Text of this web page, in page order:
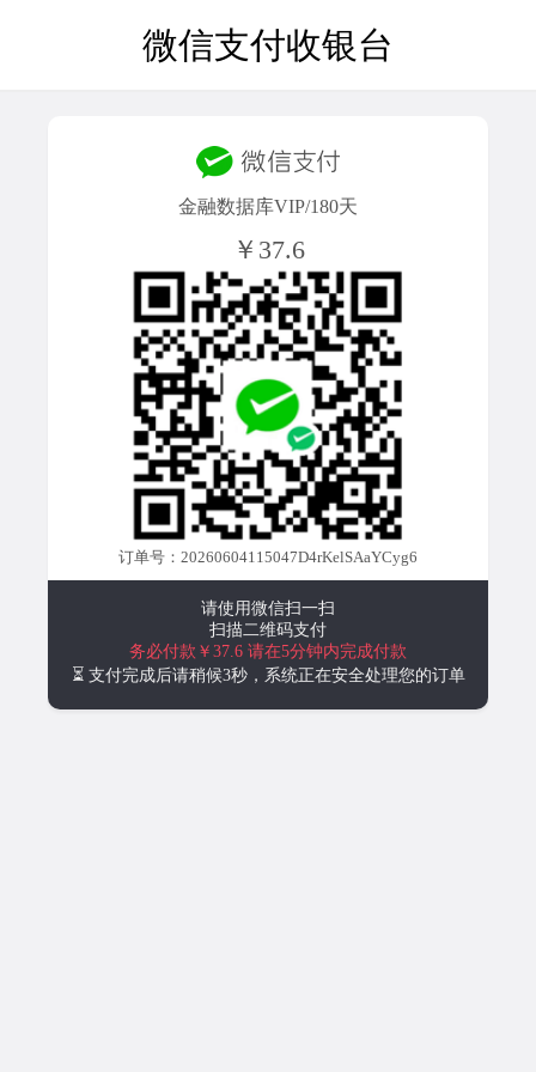
微信支付收银台
金融数据库VIP/180天
￥37.6
订单号：20260604115047D4rKelSAaYCyg6
请使用微信扫一扫
扫描二维码支付
务必付款￥37.6 请在5分钟内完成付款
⏳ 支付完成后请稍候3秒，系统正在安全处理您的订单